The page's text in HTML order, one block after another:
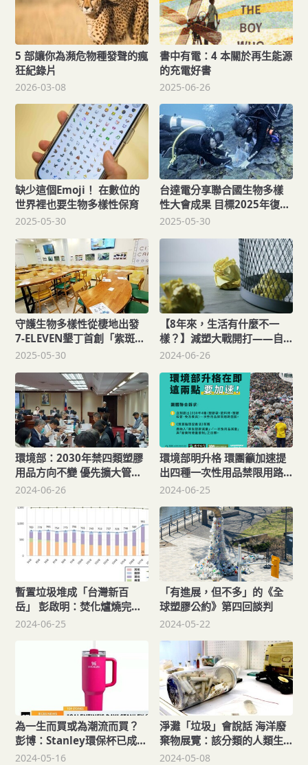
5 部讓你為瀕危物種發聲的瘋
狂紀錄片
2026-03-08
書中有電：4 本關於再生能源
的充電好書
2025-06-26
缺少這個Emoji！ 在數位的
世界裡也要生物多樣性保育
2025-05-30
台達電分享聯合國生物多樣
性大會成果 目標2025年復育
1萬株珊瑚
2025-05-30
守護生物多樣性從棲地出發
7-ELEVEN墾丁首創「紫斑蝶
友善門市」（涉己新聞）
2025-05-30
【8年來，生活有什麼不一
樣？】減塑大戰開打——自
備杯省5元政策能減少飲料杯
2024-06-26
環境部：2030年禁四類塑膠
用品方向不變 優先擴大管制
塑膠袋
2024-06-26
環境部明升格 環團籲加速提
出四種一次性用品禁限用路
徑圖
2024-06-25
暫置垃圾堆成「台灣新百
岳」 彭啟明：焚化爐燒完約
需11年
2024-06-25
「有進展，但不多」的《全
球塑膠公約》第四回談判
2024-05-22
為一生而買或為潮流而買？
彭博：Stanley環保杯已成過
度浪費象徵
2024-05-16
淨灘「垃圾」會說話 海洋廢
棄物展覽：該分類的人類生
活習慣
2024-05-08